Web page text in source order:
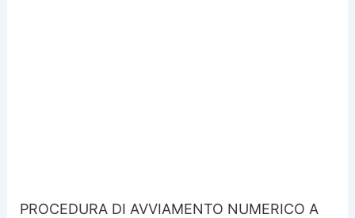
PROCEDURA DI AVVIAMENTO NUMERICO A